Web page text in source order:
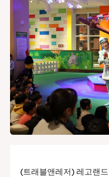
(트래블앤레저) 레고랜